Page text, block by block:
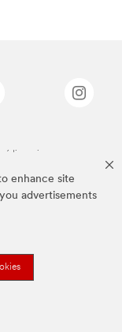
enhance site
advertisements